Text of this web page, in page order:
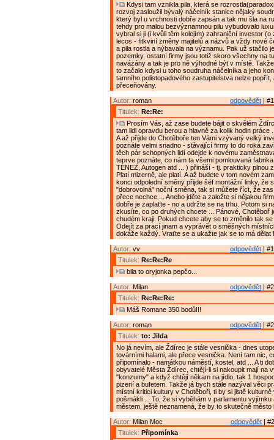
Kdysi tam vznikla pila, která se
rozvoj zasloužil bývalý náčelník stanice nějaký
který byl u vrchnosti dobře zapsán a tak mu šla na
tehdy pro malou bezvýznamnou pilu vybudovalo
vybral si ji (i kvůli těm kolejím) zahraniční investor (o
lecos - fitkviní změny majitelů a názvů a vždy nové
a pila rostla a nýbavala na významu. Pak už stačilo
pozemky, ostatní firmy jsou totiž skoro všechny na
navázány a tak je pro ně výhodné být v místě.
to začalo kdysi u toho soudruha náčelníka a jeho
tamního polistopadového zastupitelstva nelze popřít,
přeceňovány.
odpovědět |
Autor: roman
Titulek: Re:Re:
Prosím Vás, až zase budete bájit o skvělém
tam lidi opravdu berou a hlavně za kolik hodin práce
A až přijde do Chotěboře ten Vámi vzývaný velký
poznáte velmi snadno - stávající firmy to do roka
těch pár schopných lidí odejde k novému
teprve poznáte, co nám ta všemi pomlouvaná
TENEZ, Autogen atd ... ) přináší - tj. prakticky plnou
Platí mizerně, ale platí. A až budete v tom novém
konci odpolední směny přijde šéf montážní linky, že
"dobrovolná" noční směna, tak si můžete říct, že
přece nechce ... Anebo jděte a založte si nějakou
dobře je zaplaťte - no a udržte se na trhu. Potom si
zkusíte, co po druhých chcete ... Pánové, Chotěboř
chudém kraji. Pokud chcete aby se to změnilo tak
Odejít za prací jinam a vyprávět o směšných
dokáže každý. Vraťte se a ukažte jak se to má dělat !
odpovědět |
Autor: vv
Titulek: Re:Re:Re
bila to oryjonka pepčo...
odpovědět |
Autor: Milan
Titulek: Re:Re:Re:
Máš Romane 350 bodů!!!
odpovědět |
Autor: roman
Titulek: to: Jilda
No já nevím, ale Ždírec je stále vesnička - dnes
továrními halami, ale přece vesnička. Není tam nic,
připomínalo - namátkou náměstí, kostel, atd ... A ti
obyvatelé Města Ždírec, chtějí-li si nakoupit mají na
"konzumy" a když chtějí někam na jídlo, tak 1
pizerií a bufetem. Takže já bych stále nazýval věci
místní kritici kultury v Chotěboři, ti by si jistě kulturně
pošmákli ... To, že si vyběhám v parlamentu vyjímku
městem, ještě neznamená, že by to skutečně město
odpovědět |
Autor: Milan Moc
Titulek: Připomínka